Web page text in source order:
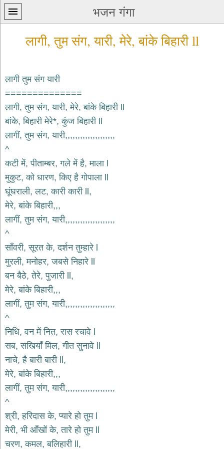
भजन गंगा
प्रथम
पन्ना
home
कृष्ण
bhajans
शिव
भजन
bhajans
हनुमान
hanuman
bhajans
साईं
भजन
bhajans
जैन
jain
bhajans
दुर्गा
भजन
durga
bhajans
गणेश
ganesh
bhajans
राम
लागी, तुम संग, यारी, मेरे, बांके बिहारी ll
लागी तुम संग यारी
==============
लागी, तुम संग, यारी, मेरे, बांके बिहारी ll
बांके, बिहारी मेरे*, कुंज बिहारी ll
लागीं, तुम संग, यारी,,,,,,,,,,,,,,,,,,,,
^
कटी में, पीताम्बर, गले में है, माला l
मुकुट, को धारण, किए है गोपाला ll
घूंघराली, लट, कारी कारी ll,
मेरे, बांके बिहारी,,,
लागीं, तुम संग, यारी,,,,,,,,,,,,,,,,,,,,
^
साँवरी, सूरत के, दर्शन तुम्हारे l
मुरली, मनोहर, जबसे निहारे ll
बन बैठे, तेरे, पुजारी ll,
मेरे, बांके बिहारी,,,
लागीं, तुम संग, यारी,,,,,,,,,,,,,,,,,,,,
^
निधि, वन में नित, रास रचावे l
सब, सखियाँ मिल, गीत सुनावे ll
नाचे, है बारी बारी ll,
मेरे, बांके बिहारी,,,
लागीं, तुम संग, यारी,,,,,,,,,,,,,,,,,,,,
^
श्री, हरिदास के, प्यारे हो तुम l
मेरी, भी आँखों के, तारे हो तुम ll
चरण, कमल, बलिहारी ll,